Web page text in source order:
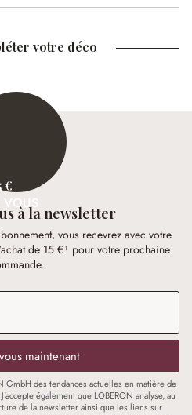
votre déco
€
VOUS
à la newsletter
vous recevrez avec votre
de 15 €¹ pour votre prochaine
maintenant
GmbH des tendances actuelles en matière de
également que LOBERON analyse, au
de la newsletter ainsi que les liens sur